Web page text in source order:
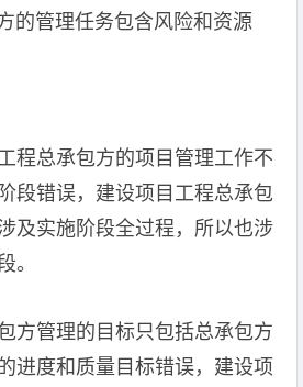
的管理任务包含风险和资源
程总承包方的项目管理工作不
段错误，建设项目工程总承包
及实施阶段全过程，所以也涉
。
方管理的目标只包括总承包方
进度和质量目标错误，建设项